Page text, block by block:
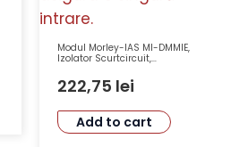
Modul Morley-IAS MI-DMMIE,
Izolator Scurtcircuit,
Honeywell
222,75 lei
Add to cart